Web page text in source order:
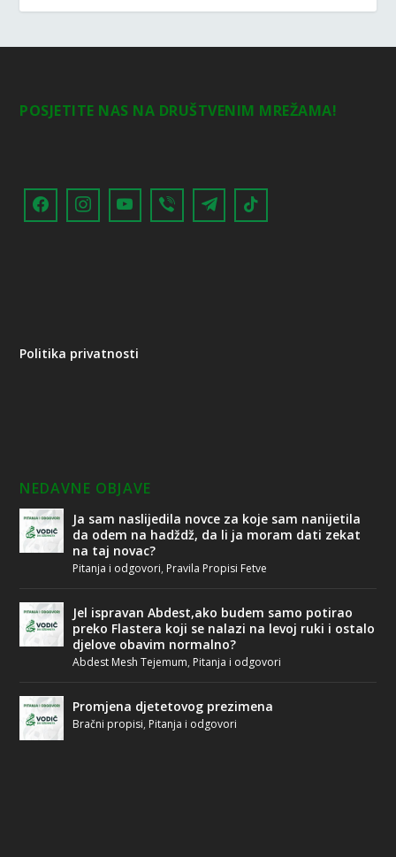
POSJETITE NAS NA DRUŠTVENIM MREŽAMA!
Politika privatnosti
NEDAVNE OBJAVE
Ja sam naslijedila novce za koje sam nanijetila
da odem na hadždž, da li ja moram dati zekat
na taj novac?
Pitanja i odgovori, Pravila Propisi Fetve
Jel ispravan Abdest,ako budem samo potirao
preko Flastera koji se nalazi na levoj ruki i ostalo
djelove obavim normalno?
Abdest Mesh Tejemum, Pitanja i odgovori
Promjena djetetovog prezimena
Bračni propisi, Pitanja i odgovori